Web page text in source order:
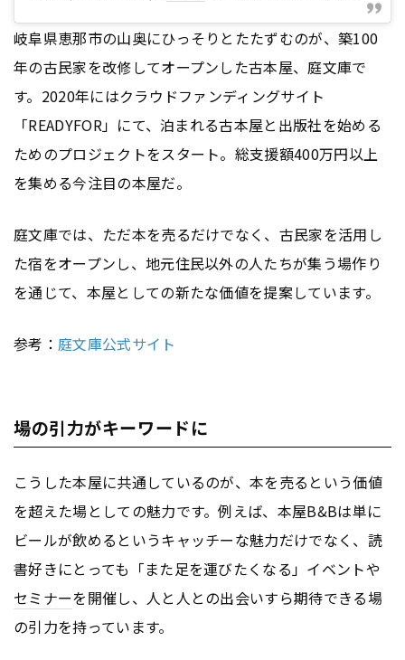
岐阜県恵那市の山奥にひっそりとたたずむのが、築100
年の古民家を改修してオープンした古本屋、庭文庫で
す。2020年にはクラウドファンディングサイト
「READYFOR」にて、泊まれる古本屋と出版社を始める
ためのプロジェクトをスタート。総支援額400万円以上
を集める今注目の本屋だ。
庭文庫では、ただ本を売るだけでなく、古民家を活用し
た宿をオープンし、地元住民以外の人たちが集う場作り
を通じて、本屋としての新たな価値を提案しています。
参考： 庭文庫公式サイト
場の引力がキーワードに
こうした本屋に共通しているのが、本を売るという価値
を超えた場としての魅力です。例えば、本屋B&Bは単に
ビールが飲めるというキャッチーな魅力だけでなく、読
書好きにとっても「また足を運びたくなる」イベントや
セミナーを開催し、人と人との出会いすら期待できる場
の引力を持っています。